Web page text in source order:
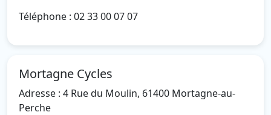
Téléphone : 02 33 00 07 07
Mortagne Cycles
Adresse : 4 Rue du Moulin, 61400 Mortagne-au-
Perche